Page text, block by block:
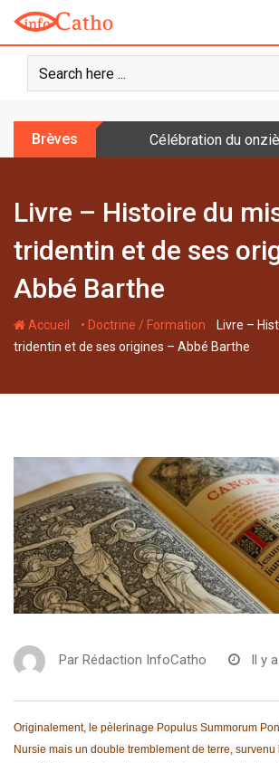
o
Brèves Célébration du
Livre – Histoire du
tridentin et de ses
Abbé Barthe
Accueil - • Doctrine / Formation - Livre –
tridentin et de ses origines – Abbé Barthe
Par Rédaction InfoCatho Il y
Originalement, le pèlerinage Populus Summorum
Nursie mais un double tremblement de terre,